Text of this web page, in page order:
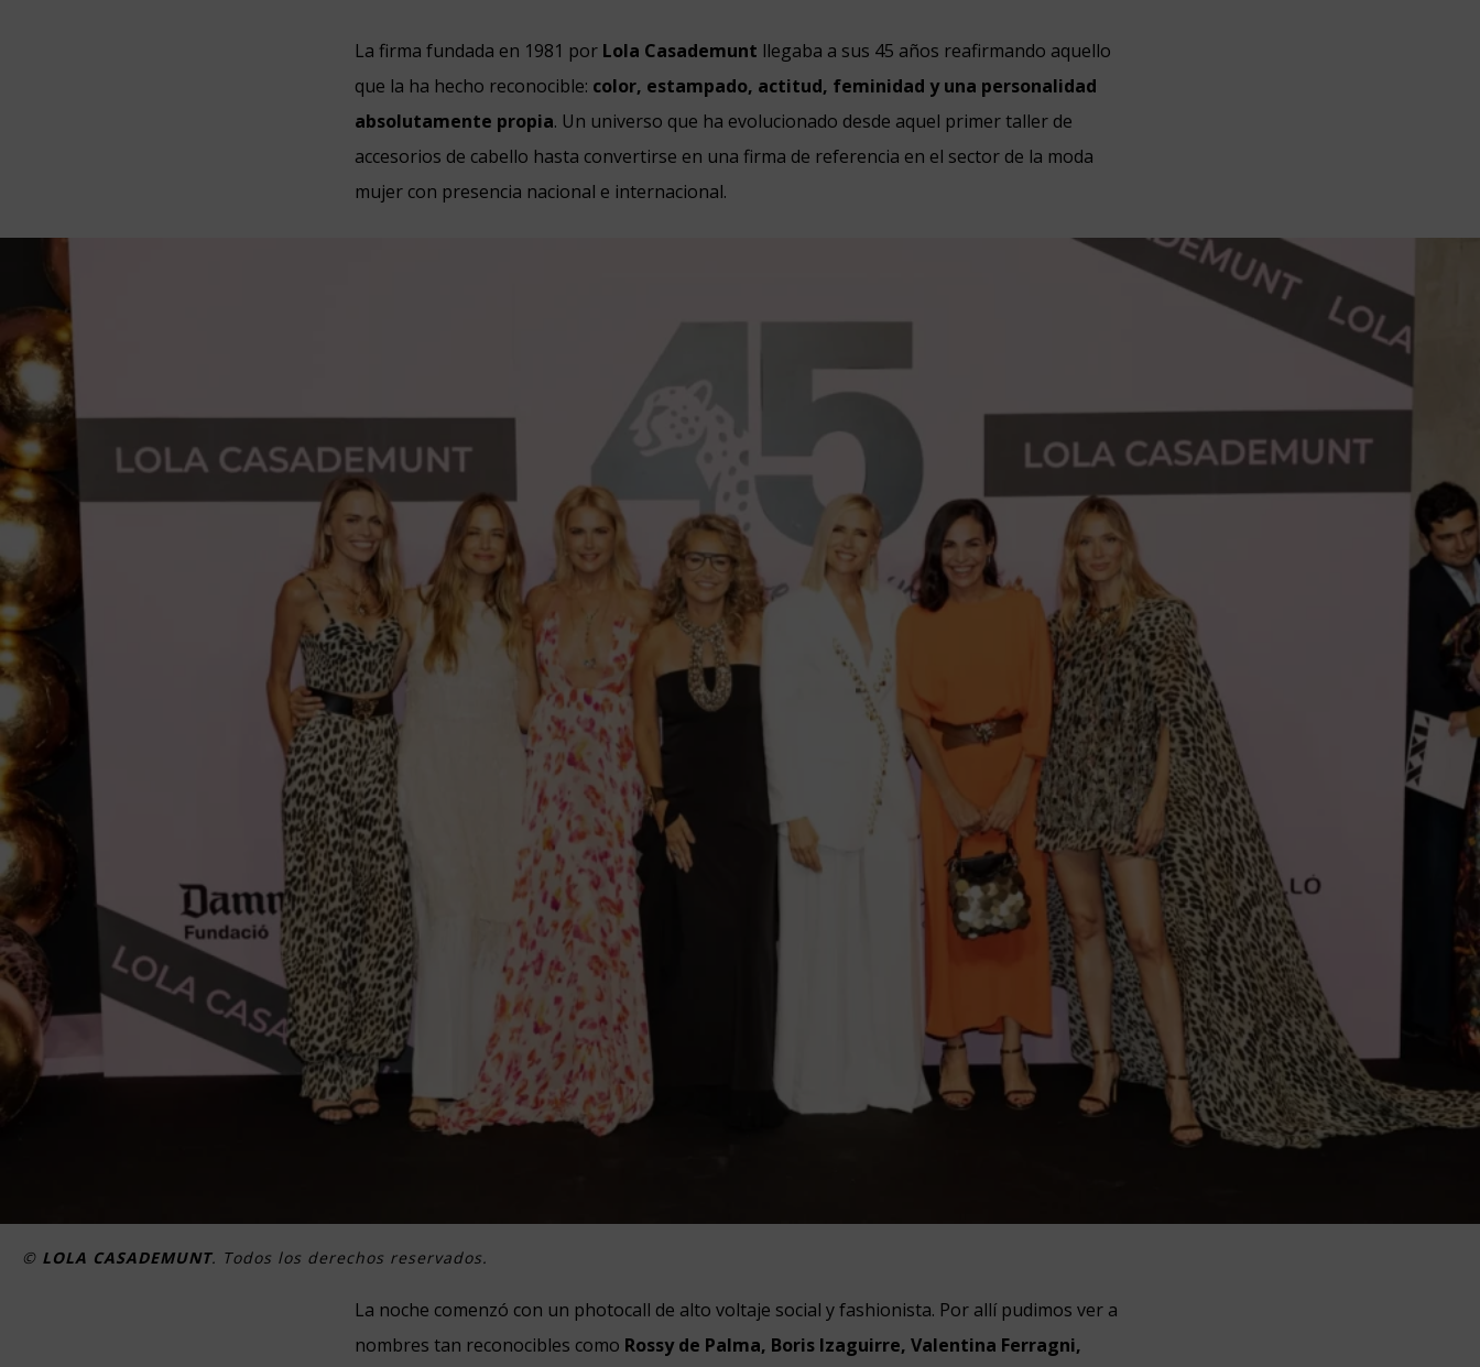
La firma fundada en 1981 por Lola Casademunt llegaba a sus 45 años reafirmando aquello
que la ha hecho reconocible: color, estampado, actitud, feminidad y una personalidad
absolutamente propia. Un universo que ha evolucionado desde aquel primer taller de
accesorios de cabello hasta convertirse en una firma de referencia en el sector de la moda
mujer con presencia nacional e internacional.
© LOLA CASADEMUNT. Todos los derechos reservados.
La noche comenzó con un photocall de alto voltaje social y fashionista. Por allí pudimos ver a
nombres tan reconocibles como Rossy de Palma, Boris Izaguirre, Valentina Ferragni,